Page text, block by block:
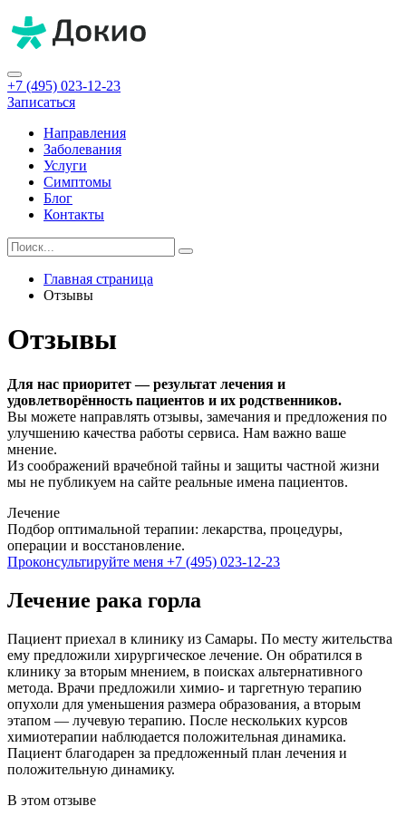
+7 (495) 023-12-23
Записаться
Направления
Заболевания
Услуги
Симптомы
Блог
Контакты
Главная страница
Отзывы
Отзывы
Для нас приоритет — результат лечения и
удовлетворённость пациентов и их родственников.
Вы можете направлять отзывы, замечания и предложения по
улучшению качества работы сервиса. Нам важно ваше
мнение.
Из соображений врачебной тайны и защиты частной жизни
мы не публикуем на сайте реальные имена пациентов.
Лечение
Подбор оптимальной терапии: лекарства, процедуры,
операции и восстановление.
Проконсультируйте меня +7 (495) 023-12-23
Лечение рака горла
Пациент приехал в клинику из Самары. По месту жительства
ему предложили хирургическое лечение. Он обратился в
клинику за вторым мнением, в поисках альтернативного
метода. Врачи предложили химио- и таргетную терапию
опухоли для уменьшения размера образования, а вторым
этапом — лучевую терапию. После нескольких курсов
химиотерапии наблюдается положительная динамика.
Пациент благодарен за предложенный план лечения и
положительную динамику.
В этом отзыве